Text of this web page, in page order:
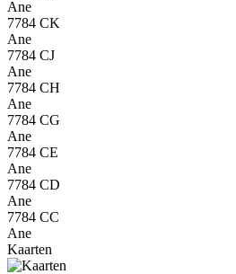
Ane
7784 CK
Ane
7784 CJ
Ane
7784 CH
Ane
7784 CG
Ane
7784 CE
Ane
7784 CD
Ane
7784 CC
Ane
Kaarten